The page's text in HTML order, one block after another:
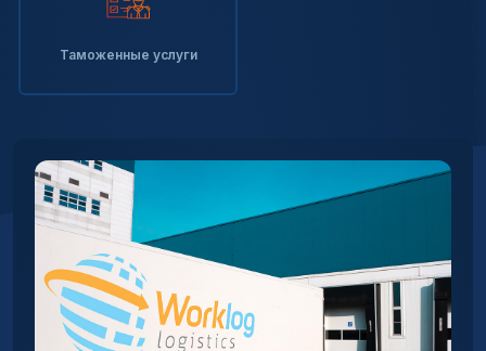
Таможенные услуги